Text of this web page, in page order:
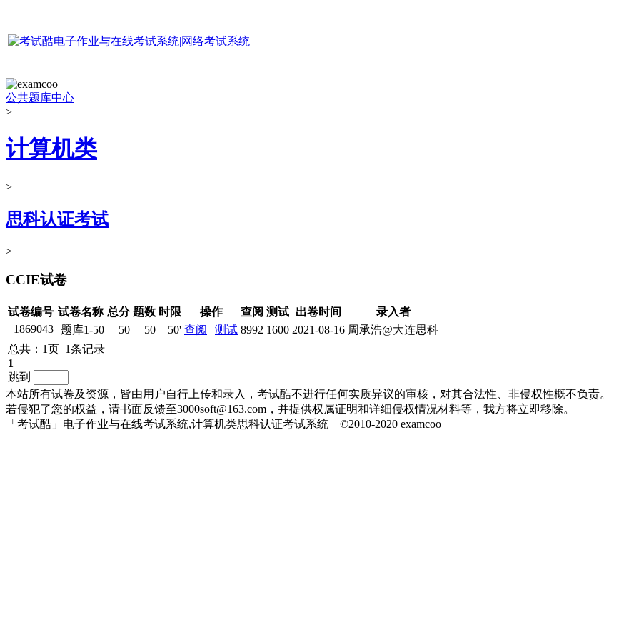
公共题库中心
>
计算机类
>
思科认证考试
>
CCIE试卷
试卷编号 试卷名称 总分 题数 时限 操作 查阅 测试 出卷时间
录入者
1869043 题库1-50 50 50 50' 查阅 | 测试 8992 1600 2021-08-16 周承浩@大连思科
总共：1页 1条记录
1
跳到
本站所有试卷及资源，皆由用户自行上传和录入，考试酷不进行任何实质异议的审核，对其合法性、非侵权性概不负责。
若侵犯了您的权益，请书面反馈至3000soft@163.com，并提供权属证明和详细侵权情况材料等，我方将立即移除。
「考试酷」电子作业与在线考试系统,计算机类思科认证考试系统 ©2010-2020 examcoo